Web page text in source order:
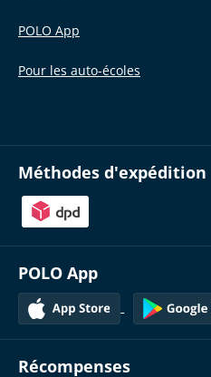
POLO App
Pour les auto-écoles
Méthodes d'expédition
POLO App
Récompenses